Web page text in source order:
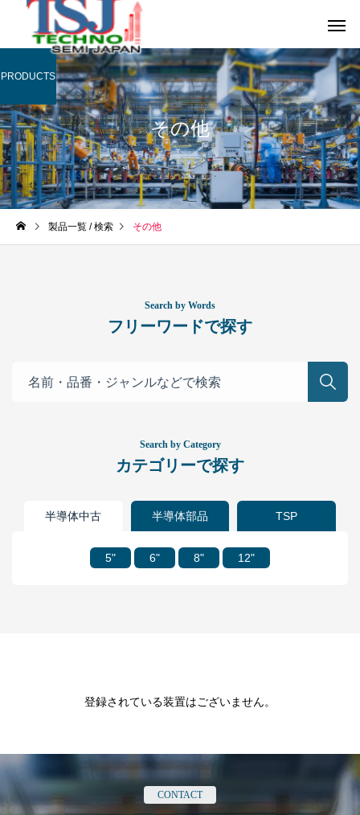
その他
PRODUCTS
製品一覧 / 検索 その他
フリーワードで探す
カテゴリーで探す
半導体中古 半導体部品 TSP
5" 6" 8" 12"
登録されている装置はございません。
CONTACT